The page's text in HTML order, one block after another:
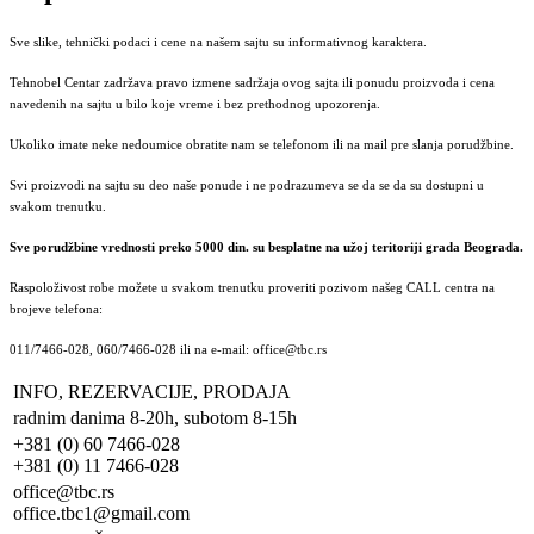
Sve slike, tehnički podaci i cene na našem sajtu su informativnog karaktera.
Tehnobel Centar zadržava pravo izmene sadržaja ovog sajta ili ponudu proizvoda i cena
navedenih na sajtu u bilo koje vreme i bez prethodnog upozorenja.
Ukoliko imate neke nedoumice obratite nam se telefonom ili na mail pre slanja porudžbine.
Svi proizvodi na sajtu su deo naše ponude i ne podrazumeva se da se da su dostupni u
svakom trenutku.
Sve porudžbine vrednosti preko 5000 din. su besplatne na užoj teritoriji grada Beograda.
Raspoloživost robe možete u svakom trenutku proveriti pozivom našeg CALL centra na
brojeve telefona:
011/7466-028, 060/7466-028 ili na e-mail: office@tbc.rs
INFO, REZERVACIJE, PRODAJA
radnim danima 8-20h, subotom 8-15h
+381 (0) 60 7466-028
+381 (0) 11 7466-028
office@tbc.rs
office.tbc1@gmail.com